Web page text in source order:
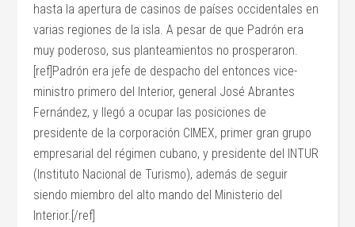
hasta la apertura de casinos de países occidentales en
varias regiones de la isla. A pesar de que Padrón era
muy poderoso, sus planteamientos no prosperaron.
[ref]Padrón era jefe de despacho del entonces vice-
ministro primero del Interior, general José Abrantes
Fernández, y llegó a ocupar las posiciones de
presidente de la corporación CIMEX, primer gran grupo
empresarial del régimen cubano, y presidente del INTUR
(Instituto Nacional de Turismo), además de seguir
siendo miembro del alto mando del Ministerio del
Interior.[/ref]